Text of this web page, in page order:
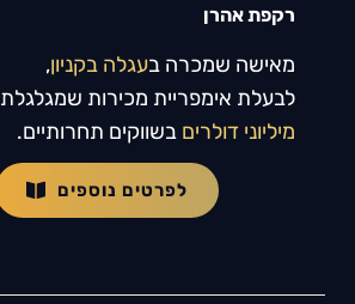
רקפת אהרן
מאישה שמכרה בעגלה בקניון
לבעלת אימפריית מכירות שמגלגלת
מיליוני דולרים בשווקים תחרותיים.
לפרטים נוספים